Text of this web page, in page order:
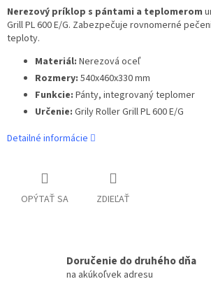
Nerezový príklop s pántami a teplomerom
Grill PL 600 E/G. Zabezpečuje rovnomerné
teploty.
Materiál: Nerezová oceľ
Rozmery: 540x460x330 mm
Funkcie: Pánty, integrovaný teplomer
Určenie: Grily Roller Grill PL 600 E/G
Detailné informácie
OPÝTAŤ SA ZDIEĽAŤ
Doručenie do druhého dňa
na akúkoľvek adresu